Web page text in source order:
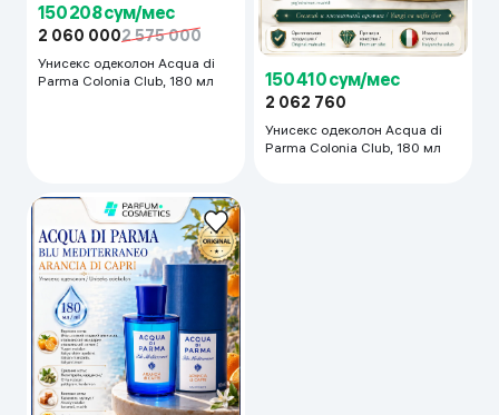
150 208 сум/мес
2 060 0002 575 000
Унисекс одеколон Acqua di
Parma Colonia Club, 180 мл
150 410 сум/мес
2 062 760
Унисекс одеколон Acqua di
Parma Colonia Club, 180 мл